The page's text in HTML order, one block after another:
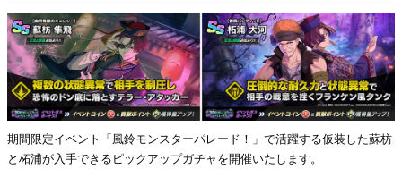
期間限定イベント「風鈴モンスターパレード！」で活躍する仮装した蘇枋
と柘浦が入手できるピックアップガチャを開催いたします。